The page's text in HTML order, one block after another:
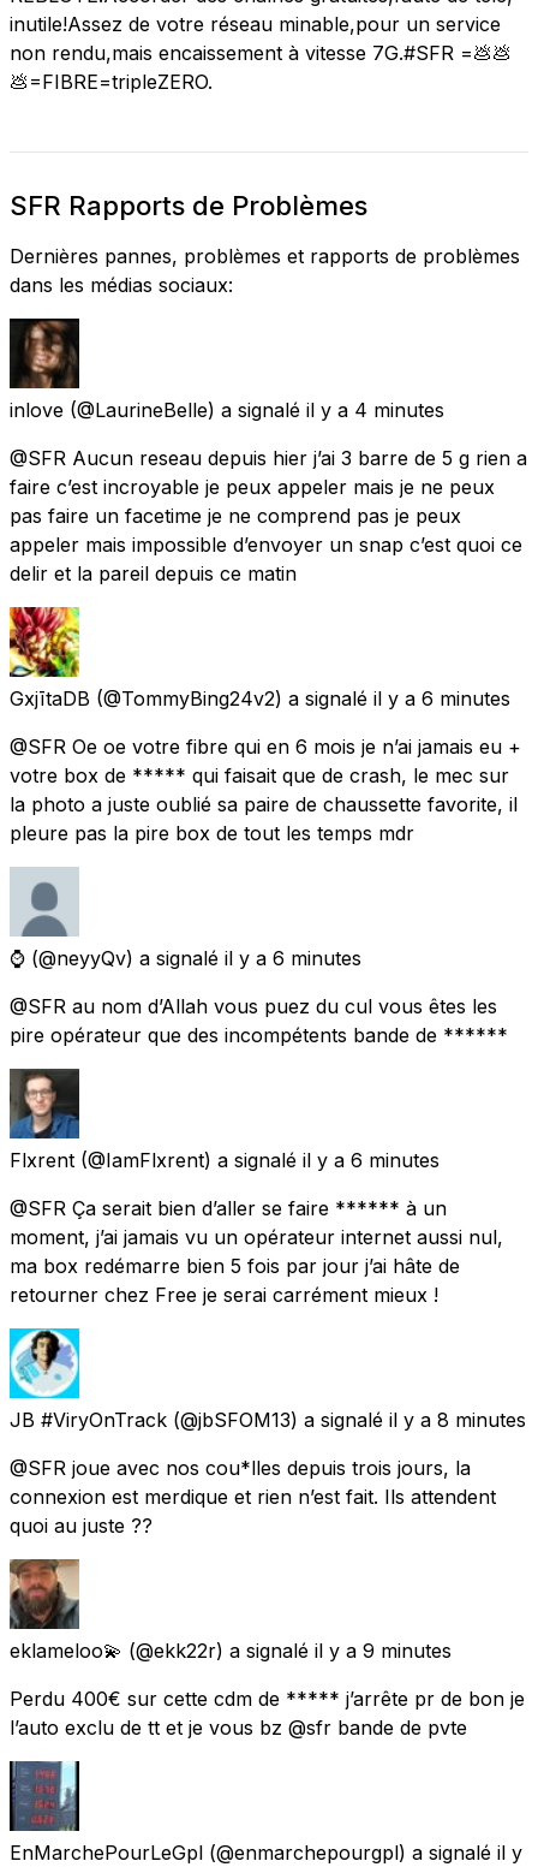
inutile!Assez de votre réseau minable,pour un service
non rendu,mais encaissement à vitesse 7G.#SFR =💩💩
💩=FIBRE=tripleZERO.
SFR Rapports de Problèmes
Dernières pannes, problèmes et rapports de problèmes
dans les médias sociaux:
inlove (@LaurineBelle) a signalé il y a 4 minutes
@SFR Aucun reseau depuis hier j’ai 3 barre de 5 g rien a
faire c’est incroyable je peux appeler mais je ne peux
pas faire un facetime je ne comprend pas je peux
appeler mais impossible d’envoyer un snap c’est quoi ce
delir et la pareil depuis ce matin
GxjītaDB (@TommyBing24v2) a signalé il y a 6 minutes
@SFR Oe oe votre fibre qui en 6 mois je n’ai jamais eu +
votre box de ***** qui faisait que de crash, le mec sur
la photo a juste oublié sa paire de chaussette favorite, il
pleure pas la pire box de tout les temps mdr
⌚️ (@neyyQv) a signalé il y a 6 minutes
@SFR au nom d’Allah vous puez du cul vous êtes les
pire opérateur que des incompétents bande de ******
Flxrent (@IamFlxrent) a signalé il y a 6 minutes
@SFR Ça serait bien d’aller se faire ****** à un
moment, j’ai jamais vu un opérateur internet aussi nul,
ma box redémarre bien 5 fois par jour j’ai hâte de
retourner chez Free je serai carrément mieux !
JB #ViryOnTrack (@jbSFOM13) a signalé il y a 8 minutes
@SFR joue avec nos cou*lles depuis trois jours, la
connexion est merdique et rien n’est fait. Ils attendent
quoi au juste ??
eklameloo💫 (@ekk22r) a signalé il y a 9 minutes
Perdu 400€ sur cette cdm de ***** j’arrête pr de bon je
l’auto exclu de tt et je vous bz @sfr bande de pvte
EnMarchePourLeGpl (@enmarchepourgpl) a signalé il y